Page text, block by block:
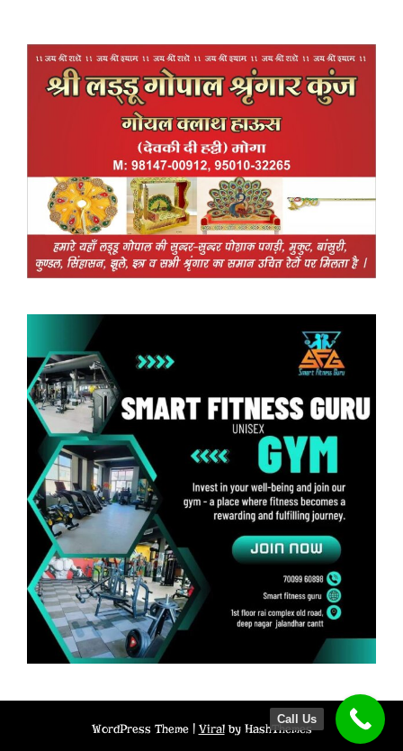
WordPress Theme | Viralby HashThemes
Call Us